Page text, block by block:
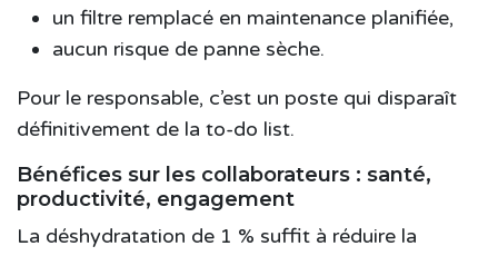
un filtre remplacé en maintenance planifiée,
aucun risque de panne sèche.
Pour le responsable, c’est un poste qui disparaît
définitivement de la to-do list.
Bénéfices sur les collaborateurs : santé,
productivité, engagement
La déshydratation de 1 % suffit à réduire la